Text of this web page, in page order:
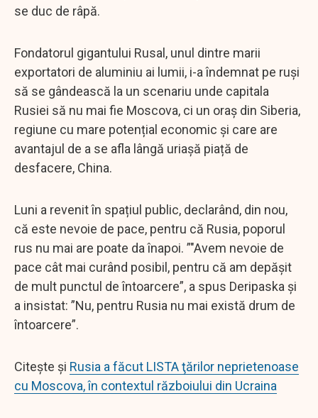
se duc de râpă.
Fondatorul gigantului Rusal, unul dintre marii
exportatori de aluminiu ai lumii, i-a îndemnat pe ruși
să se gândească la un scenariu unde capitala
Rusiei să nu mai fie Moscova, ci un oraș din Siberia,
regiune cu mare potențial economic și care are
avantajul de a se afla lângă uriașă piață de
desfacere, China.
Luni a revenit în spațiul public, declarând, din nou,
că este nevoie de pace, pentru că Rusia, poporul
rus nu mai are poate da înapoi. ”"Avem nevoie de
pace cât mai curând posibil, pentru că am depășit
de mult punctul de întoarcere”, a spus Deripaska și
a insistat: ”Nu, pentru Rusia nu mai există drum de
întoarcere”.
Citește și Rusia a făcut LISTA ţărilor neprietenoase
cu Moscova, în contextul războiului din Ucraina